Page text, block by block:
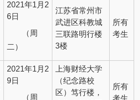
2021年1月2
6日
（周
二）
江苏省常州市
武进区科教城
三联路明行楼
3楼
所有
考生
2021年1月2
9日
（周
上海财经大学
（纪念路校
区）笃行楼，
所有
考生